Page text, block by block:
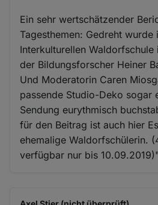
Ein sehr wertschätzender
Tagesthemen: Gedreht wurde
Interkulturellen Waldorfschule
der Bildungsforscher Heiner
Und Moderatorin Caren
passende Studio-Deko sogar
Sendung eurythmisch
für den Beitrag ist auch hier
ehemalige Waldorfschülerin.
verfügbar nur bis 10.09.2019)"